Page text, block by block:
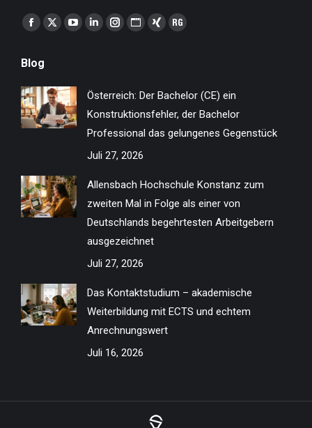
Finden Sie uns auf:
Facebook
opens
in
new
window
X
in
new
window
YouTube
in
new
window
Linkedin
new
window
Instagram
new
window
Website
new
window
XING
new
window
ResearchGate
new
window
Blog
Österreich: Der Bachelor (CE) ein
Konstruktionsfehler, der Bachelor
Professional das gelungenes Gegenstück
Juli 27, 2026
Allensbach Hochschule Konstanz zum
zweiten Mal in Folge als einer von
Deutschlands begehrtesten Arbeitgebern
ausgezeichnet
Juli 27, 2026
Das Kontaktstudium – akademische
Weiterbildung mit ECTS und echtem
Anrechnungswert
Juli 16, 2026